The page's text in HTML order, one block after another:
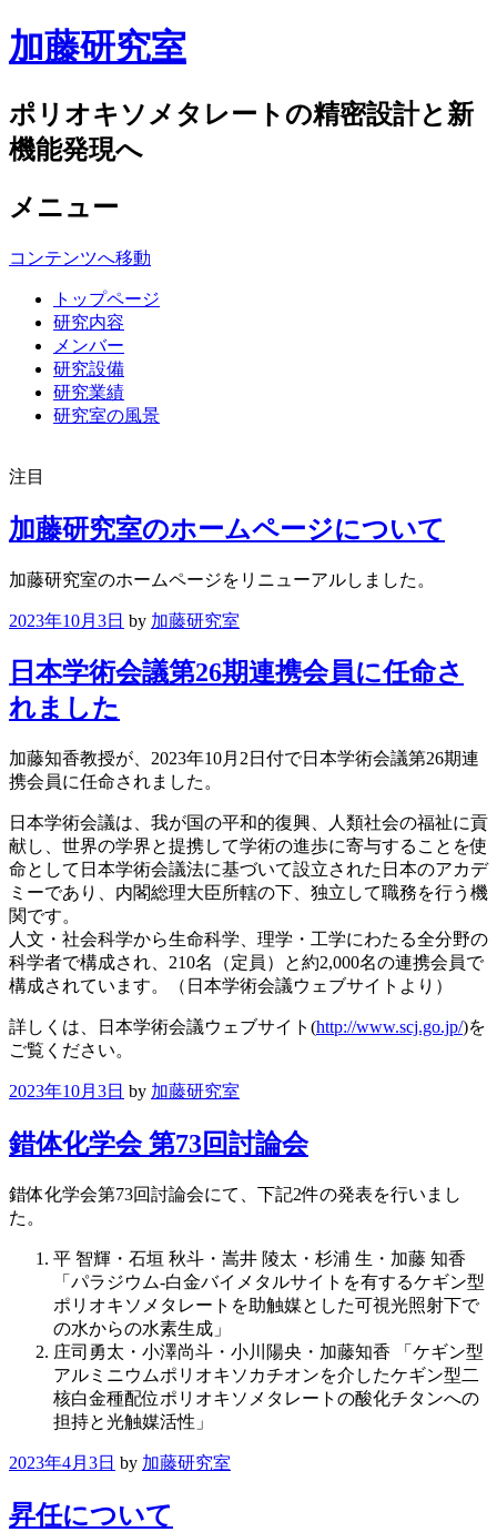
加藤研究室
ポリオキソメタレートの精密設計と新
機能発現へ
メニュー
コンテンツへ移動
トップページ
研究内容
メンバー
研究設備
研究業績
研究室の風景
注目
加藤研究室のホームページについて
加藤研究室のホームページをリニューアルしました。
2023年10月3日 by 加藤研究室
日本学術会議第26期連携会員に任命さ
れました
加藤知香教授が、2023年10月2日付で日本学術会議第26期連
携会員に任命されました。
日本学術会議は、我が国の平和的復興、人類社会の福祉に貢
献し、世界の学界と提携して学術の進歩に寄与することを使
命として日本学術会議法に基づいて設立された日本のアカデ
ミーであり、内閣総理大臣所轄の下、独立して職務を行う機
関です。
人文・社会科学から生命科学、理学・工学にわたる全分野の
科学者で構成され、210名（定員）と約2,000名の連携会員で
構成されています。（日本学術会議ウェブサイトより）
詳しくは、日本学術会議ウェブサイト(http://www.scj.go.jp/)を
ご覧ください。
2023年10月3日 by 加藤研究室
錯体化学会 第73回討論会
錯体化学会第73回討論会にて、下記2件の発表を行いまし
た。
平 智輝・石垣 秋斗・嵩井 陵太・杉浦 生・加藤 知香
「パラジウム-白金バイメタルサイトを有するケギン型
ポリオキソメタレートを助触媒とした可視光照射下で
の水からの水素生成」
庄司勇太・小澤尚斗・小川陽央・加藤知香 「ケギン型
アルミニウムポリオキソカチオンを介したケギン型二
核白金種配位ポリオキソメタレートの酸化チタンへの
担持と光触媒活性」
2023年4月3日 by 加藤研究室
昇任について